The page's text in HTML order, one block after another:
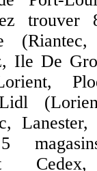
trouver
(Riantec,
Ile De
Lanester,